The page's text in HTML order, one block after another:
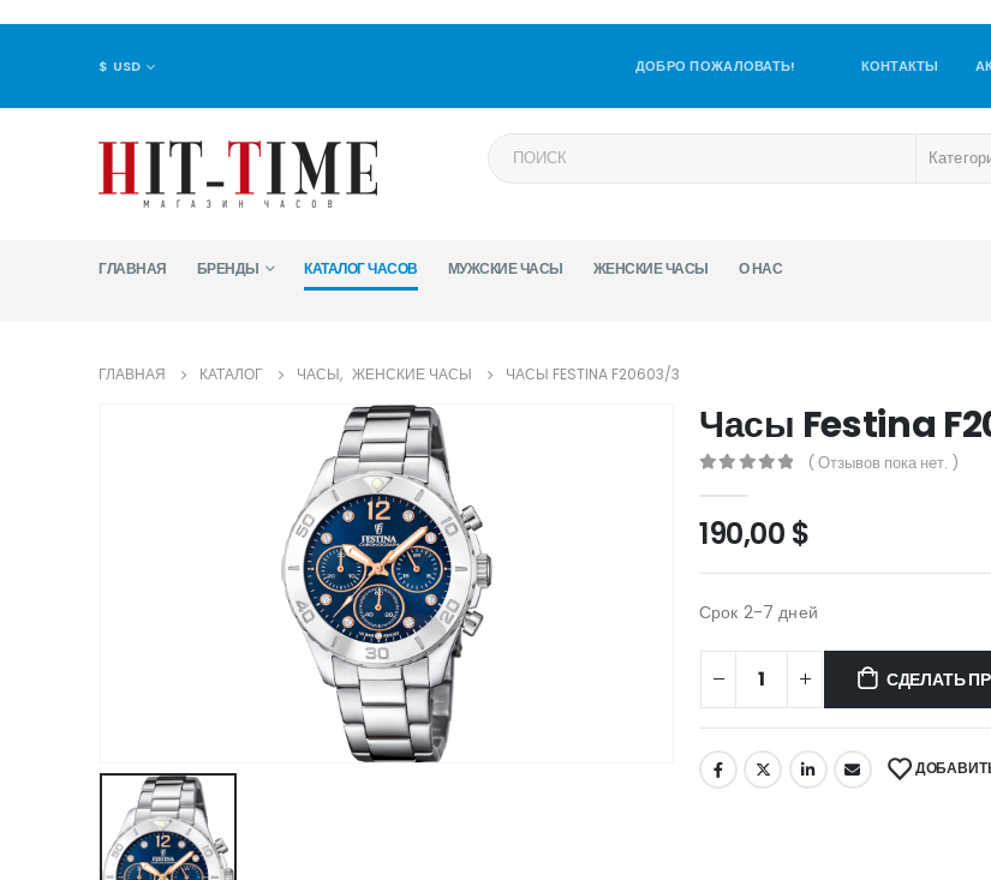
$ USD ДОБРО ПОЖАЛОВАТЬ! КОНТАКТЫ
ГЛАВНАЯ БРЕНДЫ КАТАЛОГ ЧАСОВ МУЖСКИЕ ЧАСЫ ЖЕНСКИЕ ЧАСЫ О НАС
ГЛАВНАЯ КАТАЛОГ ЧАСЫ, ЖЕНСКИЕ ЧАСЫ ЧАСЫ FESTINA F20603/3
Часы Festina
( Отзывов пока нет. )
190,00 $
Срок 2-7 дней
СДЕЛАТЬ